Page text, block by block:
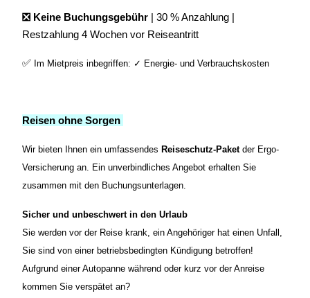
❎ Keine Buchungsgebühr | 30 % Anzahlung |
Restzahlung 4 Wochen vor Reiseantritt
✅ Im Mietpreis inbegriffen: ✓ Energie- und Verbrauchskosten
Reisen ohne Sorgen
Wir bieten Ihnen ein umfassendes Reiseschutz-Paketder Ergo-
Versicherung an. Ein unverbindliches Angebot erhalten Sie
zusammen mit den Buchungsunterlagen.
Sicher und unbeschwert in den Urlaub
Sie werden vor der Reise krank, ein Angehöriger hat einen Unfall,
Sie sind von einer betriebsbedingten Kündigung betroffen!
Aufgrund einer Autopanne während oder kurz vor der Anreise
kommen Sie verspätet an?